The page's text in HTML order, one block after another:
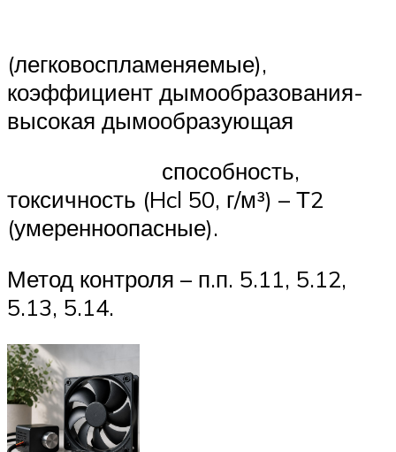
(легковоспламеняемые),
коэффициент дымообразования-
высокая дымообразующая
способность,
токсичность (Hcl 50, г/м³) – Т2
(умеренноопасные).
Метод контроля – п.п. 5.11, 5.12,
5.13, 5.14.